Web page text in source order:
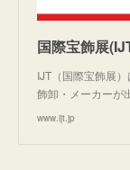
国際宝飾展
IJT（国際宝飾展
飾卸・メーカーが
www.ijt.jp